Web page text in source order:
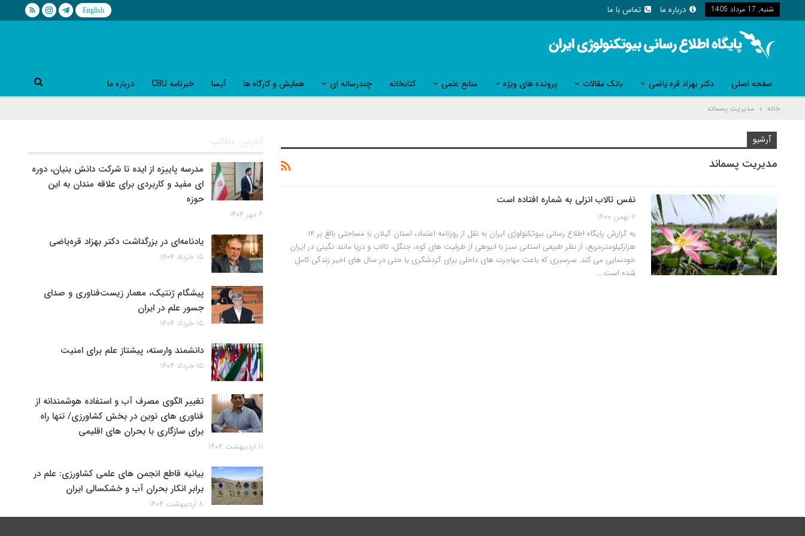
شنبه, 17 مرداد 1405 درباره ما تماس با ما
صفحه اصلی دکتر بهزاد قره یاضی بانک مقالات پرونده های ویژه منابع علمی کتابخانه چندرسانه ای همایش و کارگاه ها آیسا خبرنامه CBU درباره ما
خانه مدیریت پسماند
آرشیو
مدیریت پسماند
نفس تالاب انزلی به شماره افتاده است
۷ بهمن ۱۴۰۰
به گزارش پایگاه اطلاع رسانی بیوتکنولوژی ایران به نقل از روزنامه اعتماد، استان گیلان با مساحتی بالغ بر ۱۴
هزارکیلومترمربع، از نظر طبیعی استانی سبز با انبوهی از ظرفیت های کوه، جنگل، تالاب و دریا مانند نگینی در ایران
خودنمایی می کند. سرسبزی که باعث مهاجرت های داخلی برای گردشگری یا حتی در سال های اخیر زندگی کامل
شده است.…
آخرین مطالب
مدرسه پاییزه از ایده تا شرکت دانش بنیان، دوره
ای مفید و کاربردی برای علاقه مندان به این
حوزه
۶ مهر ۱۴۰۴
یادنامه‌ای در بزرگداشت دکتر بهزاد قره‌یاضی
۱۵ خرداد ۱۴۰۴
پیشگام ژنتیک، معمار زیست‌فناوری و صدای
جسور علم در ایران
۱۵ خرداد ۱۴۰۴
دانشمند وارسته، پیشتاز علم برای امنیت
۱۵ خرداد ۱۴۰۴
تغییر الگوی مصرف آب و استفاده هوشمندانه از
فناوری های نوین در بخش کشاورزی/ تنها راه
برای سازگاری با بحران های اقلیمی
۱۱ اردیبهشت ۱۴۰۴
بیانیه قاطع انجمن های علمی کشاورزی: علم در
برابر انکار بحران آب و خشکسالی ایران
۸ اردیبهشت ۱۴۰۴